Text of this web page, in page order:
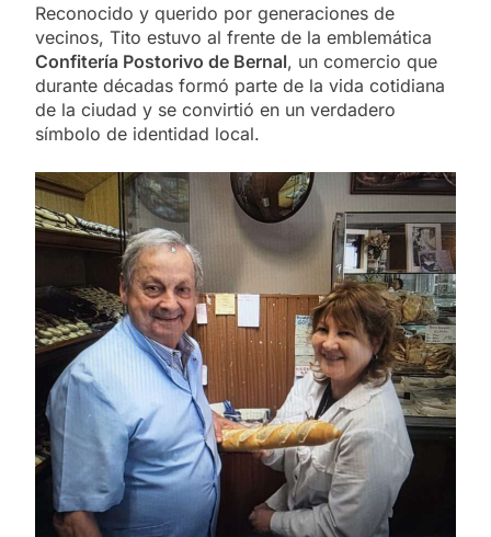
Reconocido y querido por generaciones de
vecinos, Tito estuvo al frente de la emblemática
Confitería Postorivo de Bernal, un comercio que
durante décadas formó parte de la vida cotidiana
de la ciudad y se convirtió en un verdadero
símbolo de identidad local.